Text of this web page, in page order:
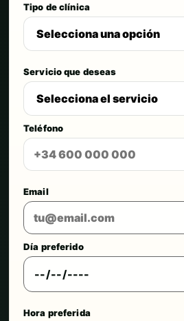
Tipo de clínica
Servicio que deseas
Teléfono
Email
Día preferido
Hora preferida